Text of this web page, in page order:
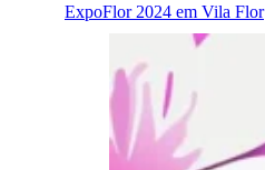
ExpoFlor 2024 em Vila Flor